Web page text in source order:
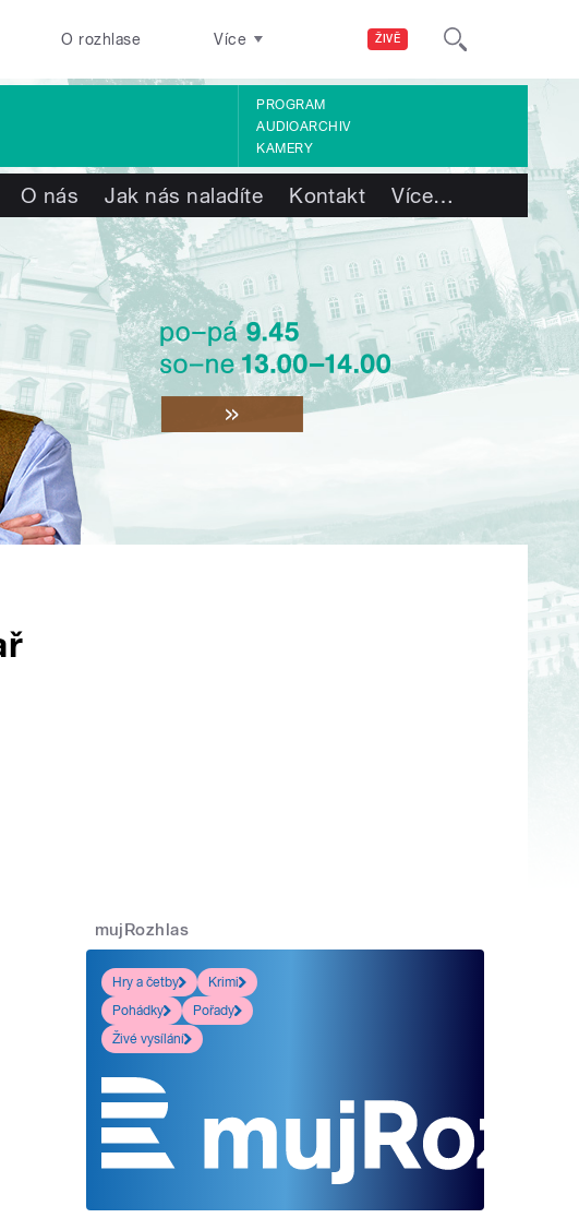
ŽIVĚ
O rozhlase Více
PROGRAM
AUDIOARCHIV
KAMERY
O nás Jak nás naladíte Kontakt Více…
mujRozhlas
Hry a četby
Krimi
Pohádky
Pořady
Živé vysílání